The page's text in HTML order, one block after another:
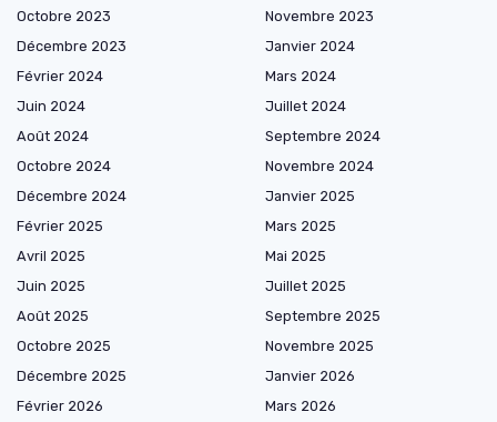
Octobre 2023
Novembre 2023
Décembre 2023
Janvier 2024
Février 2024
Mars 2024
Juin 2024
Juillet 2024
Août 2024
Septembre 2024
Octobre 2024
Novembre 2024
Décembre 2024
Janvier 2025
Février 2025
Mars 2025
Avril 2025
Mai 2025
Juin 2025
Juillet 2025
Août 2025
Septembre 2025
Octobre 2025
Novembre 2025
Décembre 2025
Janvier 2026
Février 2026
Mars 2026